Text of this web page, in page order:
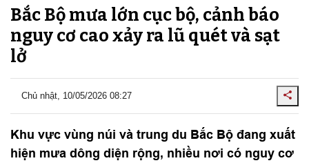
Bắc Bộ mưa lớn cục bộ, cảnh báo
nguy cơ cao xảy ra lũ quét và sạt
lở
Chủ nhật, 10/05/2026 08:27
Khu vực vùng núi và trung du Bắc Bộ đang xuất
hiện mưa dông diện rộng, nhiều nơi có nguy cơ